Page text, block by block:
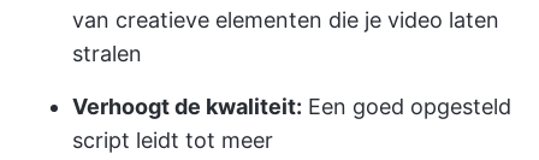
van creatieve elementen die je video laten
stralen
Verhoogt de kwaliteit: Een goed opgesteld
script leidt tot meer